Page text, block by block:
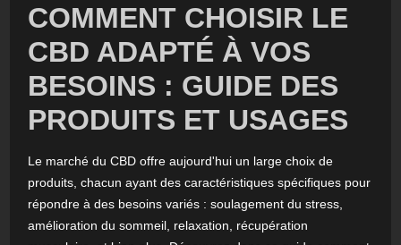
COMMENT CHOISIR LE
CBD ADAPTÉ À VOS
BESOINS : GUIDE DES
PRODUITS ET USAGES
Le marché du CBD offre aujourd'hui un large choix de
produits, chacun ayant des caractéristiques spécifiques pour
répondre à des besoins variés : soulagement du stress,
amélioration du sommeil, relaxation, récupération